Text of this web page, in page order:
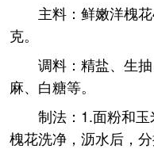
主料：鲜嫩洋槐
克。
调料：精盐、生抽
麻、白糖等。
制法：1.面粉和
槐花洗净，沥水后，